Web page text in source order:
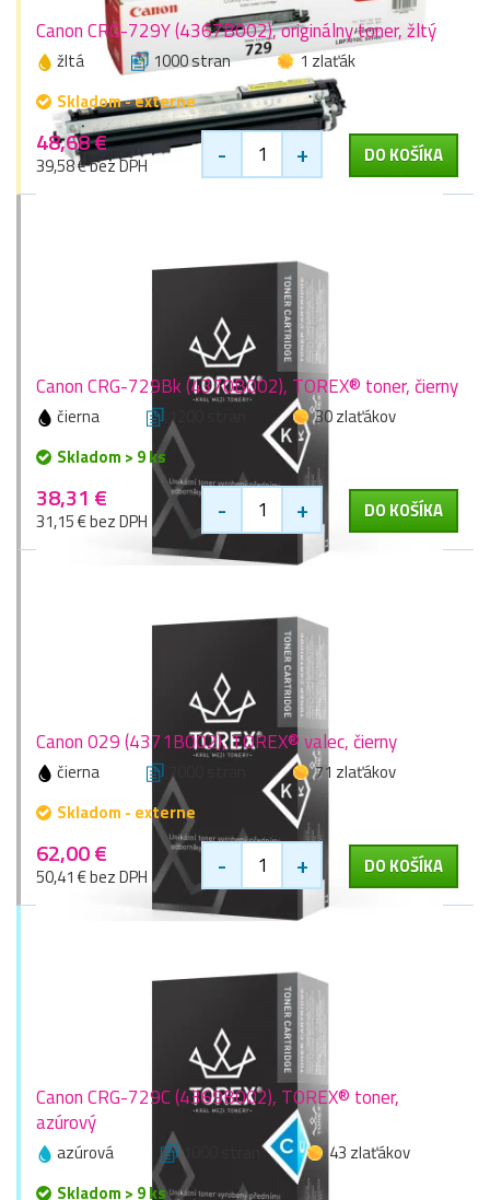
Canon CRG-729Y (4367B002), originálny toner, žltý
žltá 1000 stran
1 zlaťák
Skladom - externe
48,68 €
39,58 € bez DPH - + DO KOŠÍKA
Canon CRG-729Bk (4370B002), TOREX® toner, čierny
čierna 1200 stran
30 zlaťákov
Skladom > 9 ks
38,31 €
31,15 € bez DPH - + DO KOŠÍKA
Canon 029 (4371B002), TOREX® valec, čierny
čierna 7000 stran
71 zlaťákov
Skladom - externe
62,00 €
50,41 € bez DPH - + DO KOŠÍKA
Canon CRG-729C (4369B002), TOREX® toner,
azúrový
azúrová 1000 stran
43 zlaťákov
Skladom > 9 ks